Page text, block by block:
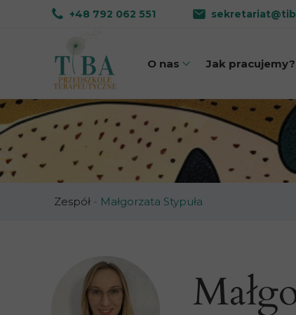
+48 792 062 551
O nas
Dlaczego TIBA?
Poznaj zespół
Galeria zdjęć
Jak pracujemy?
Nasz
Współpraca
Zespół - Małgorzata Stypuła